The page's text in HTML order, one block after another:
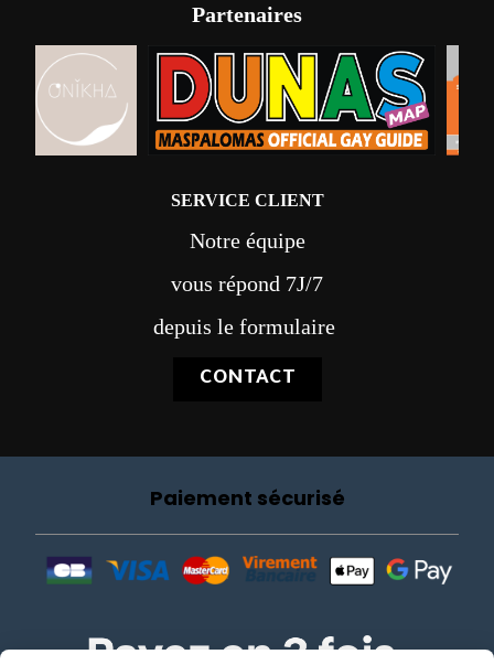
Partenaires
SERVICE CLIENT
Notre équipe
vous répond 7J/7
depuis le formulaire
CONTACT
Paiement sécurisé